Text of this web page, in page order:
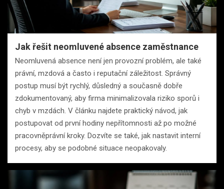
Jak řešit neomluvené absence zaměstnance
Neomluvená absence není jen provozní problém, ale také
právní, mzdová a často i reputační záležitost. Správný
postup musí být rychlý, důsledný a současně dobře
zdokumentovaný, aby firma minimalizovala riziko sporů i
chyb v mzdách. V článku najdete praktický návod, jak
postupovat od první hodiny nepřítomnosti až po možné
pracovněprávní kroky. Dozvíte se také, jak nastavit interní
procesy, aby se podobné situace neopakovaly.